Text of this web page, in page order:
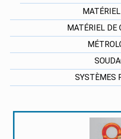
MATÉRIEL DE
SYSTÈMES